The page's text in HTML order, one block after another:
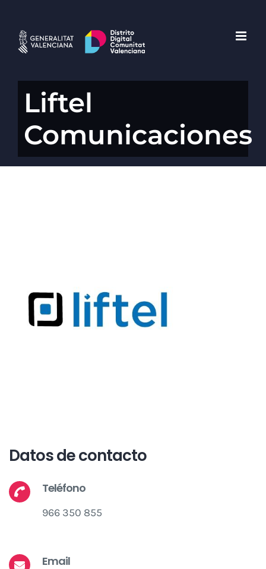
contenido
Liftel
Comunicaciones
Datos de contacto
Teléfono
966 350 855
Email